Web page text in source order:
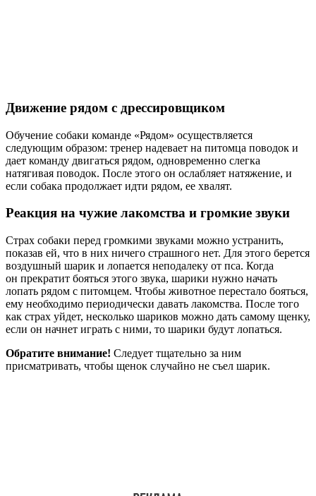
Движение рядом с дрессировщиком
Обучение собаки команде «Рядом» осуществляется
следующим образом: тренер надевает на питомца поводок и
дает команду двигаться рядом, одновременно слегка
натягивая поводок. После этого он ослабляет натяжение, и
если собака продолжает идти рядом, ее хвалят.
Реакция на чужие лакомства и громкие звуки
Страх собаки перед громкими звуками можно устранить,
показав ей, что в них ничего страшного нет. Для этого берется
воздушный шарик и лопается неподалеку от пса. Когда
он прекратит бояться этого звука, шарики нужно начать
лопать рядом с питомцем. Чтобы животное перестало бояться,
ему необходимо периодически давать лакомства. После того
как страх уйдет, несколько шариков можно дать самому щенку,
если он начнет играть с ними, то шарики будут лопаться.
Обратите внимание! Следует тщательно за ним
присматривать, чтобы щенок случайно не съел шарик.